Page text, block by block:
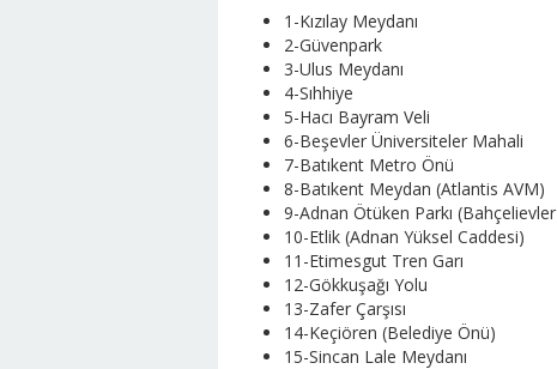
1-Kızılay Meydanı
2-Güvenpark
3-Ulus Meydanı
4-Sıhhiye
5-Hacı Bayram Veli
6-Beşevler Üniversiteler Mahali
7-Batıkent Metro Önü
8-Batıkent Meydan (Atlantis AVM)
9-Adnan Ötüken Parkı
10-Etlik (Adnan Yüksel Caddesi)
11-Etimesgut Tren Garı
12-Gökkuşağı Yolu
13-Zafer Çarşısı
14-Keçiören (Belediye Önü)
15-Sincan Lale Meydanı